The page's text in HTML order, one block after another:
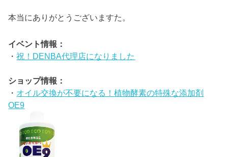
本当にありがとうございますた。
イベント情報：
・祝！DENBA代理店になりました
ショップ情報：
・ オイル交換が不要になる！植物酵素の特殊な添加剤
OE9